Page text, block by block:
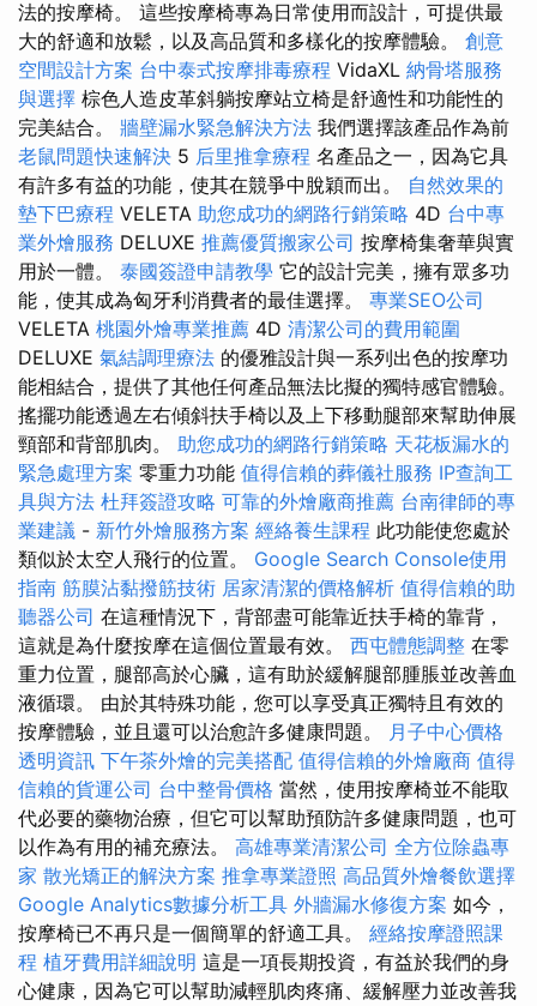
法的按摩椅。 這些按摩椅專為日常使用而設計，可提供最
大的舒適和放鬆，以及高品質和多樣化的按摩體驗。 創意
空間設計方案 台中泰式按摩排毒療程 VidaXL 納骨塔服務
與選擇 棕色人造皮革斜躺按摩站立椅是舒適性和功能性的
完美結合。 牆壁漏水緊急解決方法 我們選擇該產品作為前
老鼠問題快速解決 5 后里推拿療程 名產品之一，因為它具
有許多有益的功能，使其在競爭中脫穎而出。 自然效果的
墊下巴療程 VELETA 助您成功的網路行銷策略 4D 台中專
業外燴服務 DELUXE 推薦優質搬家公司 按摩椅集奢華與實
用於一體。 泰國簽證申請教學 它的設計完美，擁有眾多功
能，使其成為匈牙利消費者的最佳選擇。 專業SEO公司
VELETA 桃園外燴專業推薦 4D 清潔公司的費用範圍
DELUXE 氣結調理療法 的優雅設計與一系列出色的按摩功
能相結合，提供了其他任何產品無法比擬的獨特感官體驗。
搖擺功能透過左右傾斜扶手椅以及上下移動腿部來幫助伸展
頸部和背部肌肉。 助您成功的網路行銷策略 天花板漏水的
緊急處理方案 零重力功能 值得信賴的葬儀社服務 IP查詢工
具與方法 杜拜簽證攻略 可靠的外燴廠商推薦 台南律師的專
業建議 - 新竹外燴服務方案 經絡養生課程 此功能使您處於
類似於太空人飛行的位置。 Google Search Console使用
指南 筋膜沾黏撥筋技術 居家清潔的價格解析 值得信賴的助
聽器公司 在這種情況下，背部盡可能靠近扶手椅的靠背，
這就是為什麼按摩在這個位置最有效。 西屯體態調整 在零
重力位置，腿部高於心臟，這有助於緩解腿部腫脹並改善血
液循環。 由於其特殊功能，您可以享受真正獨特且有效的
按摩體驗，並且還可以治愈許多健康問題。 月子中心價格
透明資訊 下午茶外燴的完美搭配 值得信賴的外燴廠商 值得
信賴的貨運公司 台中整骨價格 當然，使用按摩椅並不能取
代必要的藥物治療，但它可以幫助預防許多健康問題，也可
以作為有用的補充療法。 高雄專業清潔公司 全方位除蟲專
家 散光矯正的解決方案 推拿專業證照 高品質外燴餐飲選擇
Google Analytics數據分析工具 外牆漏水修復方案 如今，
按摩椅已不再只是一個簡單的舒適工具。 經絡按摩證照課
程 植牙費用詳細說明 這是一項長期投資，有益於我們的身
心健康，因為它可以幫助減輕肌肉疼痛、緩解壓力並改善我